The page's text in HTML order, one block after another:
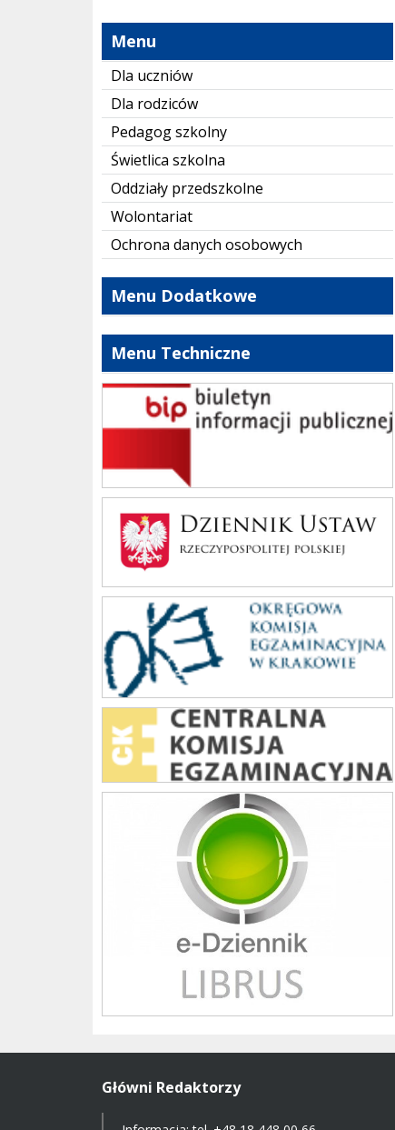
Menu
Dla uczniów
Dla rodziców
Pedagog szkolny
Świetlica szkolna
Oddziały przedszkolne
Wolontariat
Ochrona danych osobowych
Menu Dodatkowe
Menu Techniczne
bip szkoły
Dziennik Polski
oke_krakow
cke
Librus szkoła
Główni Redaktorzy